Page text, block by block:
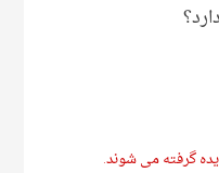
گرفته می شوند.